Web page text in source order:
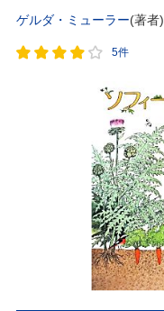
ゲルダ・ミューラー(著者),
5件